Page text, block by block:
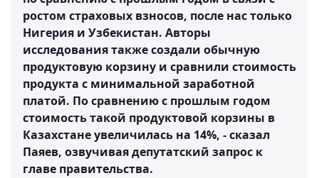
ростом страховых взносов, после нас только
Нигерия и Узбекистан. Авторы
исследования также создали обычную
продуктовую корзину и сравнили стоимость
продукта с минимальной заработной
платой. По сравнению с прошлым годом
стоимость такой продуктовой корзины в
Казахстане увеличилась на 14%, - сказал
Паяев, озвучивая депутатский запрос к
главе правительства.